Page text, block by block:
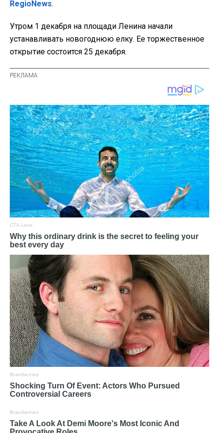
RegioNews.
Утром 1 декабря на площади Ленина начали
устанавливать новогоднюю елку. Ее торжественное
открытие состоится 25 декабря.